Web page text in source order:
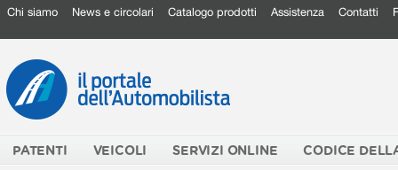
Chi siamo News e circolari Catalogo prodotti Assistenza Contatti
PATENTI VEICOLI SERVIZI ONLINE CODICE